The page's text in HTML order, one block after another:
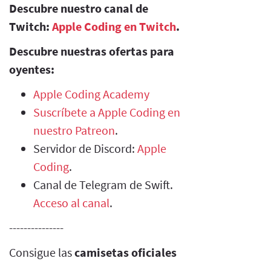
Descubre nuestro canal de
Twitch: Apple Coding en Twitch.
Descubre nuestras ofertas para
oyentes:
Apple Coding Academy
Suscríbete a Apple Coding en
nuestro Patreon.
Servidor de Discord: Apple
Coding.
Canal de Telegram de Swift.
Acceso al canal.
---------------
Consigue lascamisetas oficiales